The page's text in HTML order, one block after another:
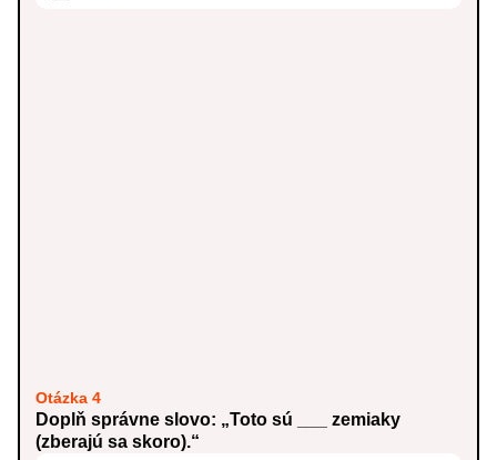
Otázka 4
Doplň správne slovo: „Toto sú ___ zemiaky
(zberajú sa skoro).“